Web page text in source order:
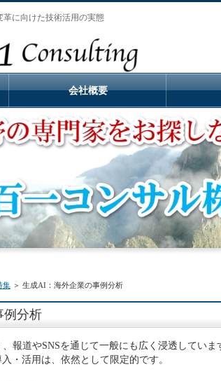
に向けた技術活用の実態
集 ＞ 生成AI：海外企業の事例分析
例分析
報道やSNSを通じて一般にも広く浸透していま
・活用は、依然として限定的です。
会社概要